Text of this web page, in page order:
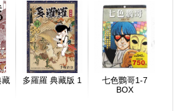
藏
多羅羅 典藏版 1
七色鸚哥1-7
BOX